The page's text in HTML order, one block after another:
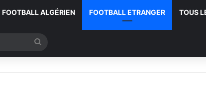
FOOTBALL ALGÉRIEN FOOTBALL ETRANGER TOUS